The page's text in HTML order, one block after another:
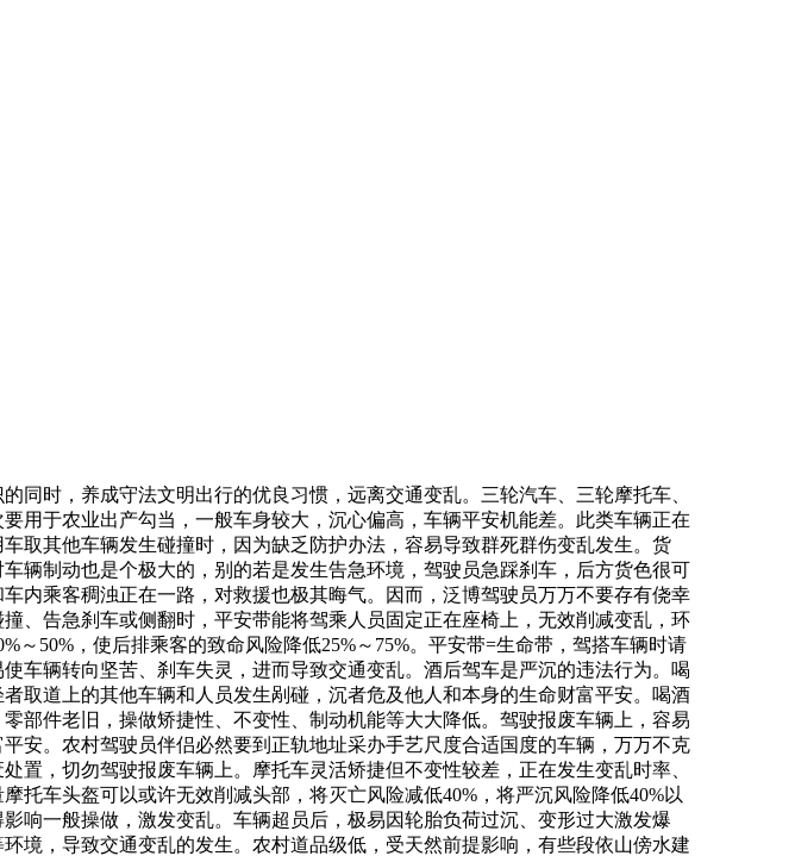
时，养成守法文明出行的优良习惯，远离交通变乱。三轮汽车、三轮摩托车、
用于农业出产勾当，一般车身较大，沉心偏高，车辆平安机能差。此类车辆正在
取其他车辆发生碰撞时，因为缺乏防护办法，容易导致群死群伤变乱发生。货
辆制动也是个极大的，别的若是发生告急环境，驾驶员急踩刹车，后方货色很可
内乘客稠浊正在一路，对救援也极其晦气。因而，泛博驾驶员万万不要存有侥幸
、告急刹车或侧翻时，平安带能将驾乘人员固定正在座椅上，无效削减变乱，环
50%，使后排乘客的致命风险降低25%～75%。平安带=生命带，驾搭车辆时请
车辆转向坚苦、刹车失灵，进而导致交通变乱。酒后驾车是严沉的违法行为。喝
取道上的其他车辆和人员发生剐碰，沉者危及他人和本身的生命财富平安。喝酒
部件老旧，操做矫捷性、不变性、制动机能等大大降低。驾驶报废车辆上，容易
安。农村驾驶员伴侣必然要到正轨地址采办手艺尺度合适国度的车辆，万万不克
，切勿驾驶报废车辆上。摩托车灵活矫捷但不变性较差，正在发生变乱时率、
车头盔可以或许无效削减头部，将灭亡风险减低40%，将严沉风险降低40%以
响一般操做，激发变乱。车辆超员后，极易因轮胎负荷过沉、变形过大激发爆
境，导致交通变乱的发生。农村道品级低，受天然前提影响，有些段依山傍水建